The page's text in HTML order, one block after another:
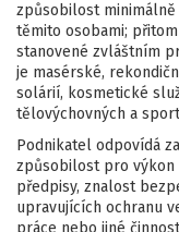
způsobilost
těmito osobami;
stanovené zvláštním
je masérské,
solárií, kosmetické
tělovýchovných a
Podnikatel odpovídá
způsobilost pro výkon
předpisy, znalost
upravujících ochranu
práce nebo jiné